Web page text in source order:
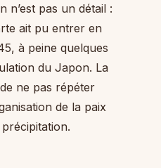
n’est pas un détail :
ait pu entrer en
à peine quelques
du Japon. La
ne pas répéter
de la paix